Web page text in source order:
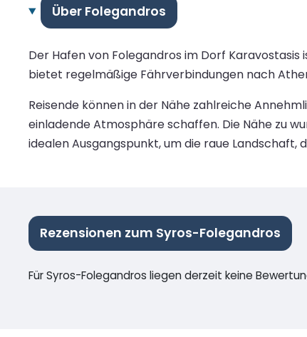
Über Folegandros
Der Hafen von Folegandros im Dorf
bietet regelmäßige Fährverbindungen nach
Reisende können in der Nähe zahlreiche
einladende Atmosphäre schaffen. Die Nähe zu
idealen Ausgangspunkt, um die raue
Rezensionen zum Syros-Folegandros
Für Syros-Folegandros liegen derzeit keine